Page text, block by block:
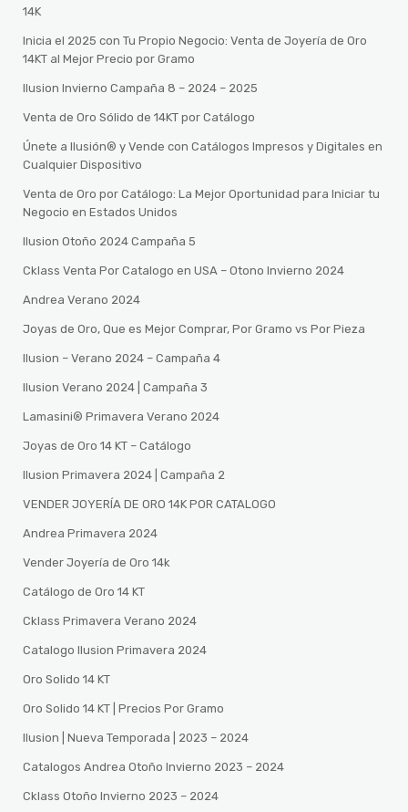
14K
Inicia el 2025 con Tu Propio Negocio: Venta de Joyería de Oro
14KT al Mejor Precio por Gramo
Ilusion Invierno Campaña 8 – 2024 – 2025
Venta de Oro Sólido de 14KT por Catálogo
Únete a Ilusión® y Vende con Catálogos Impresos y Digitales en
Cualquier Dispositivo
Venta de Oro por Catálogo: La Mejor Oportunidad para Iniciar tu
Negocio en Estados Unidos
Ilusion Otoño 2024 Campaña 5
Cklass Venta Por Catalogo en USA – Otono Invierno 2024
Andrea Verano 2024
Joyas de Oro, Que es Mejor Comprar, Por Gramo vs Por Pieza
Ilusion – Verano 2024 – Campaña 4
Ilusion Verano 2024 | Campaña 3
Lamasini®️ Primavera Verano 2024
Joyas de Oro 14 KT – Catálogo
Ilusion Primavera 2024 | Campaña 2
VENDER JOYERÍA DE ORO 14K POR CATALOGO
Andrea Primavera 2024
Vender Joyería de Oro 14k
Catálogo de Oro 14 KT
Cklass Primavera Verano 2024
Catalogo Ilusion Primavera 2024
Oro Solido 14 KT
Oro Solido 14 KT | Precios Por Gramo
Ilusion | Nueva Temporada | 2023 – 2024
Catalogos Andrea Otoño Invierno 2023 – 2024
Cklass Otoño Invierno 2023 – 2024